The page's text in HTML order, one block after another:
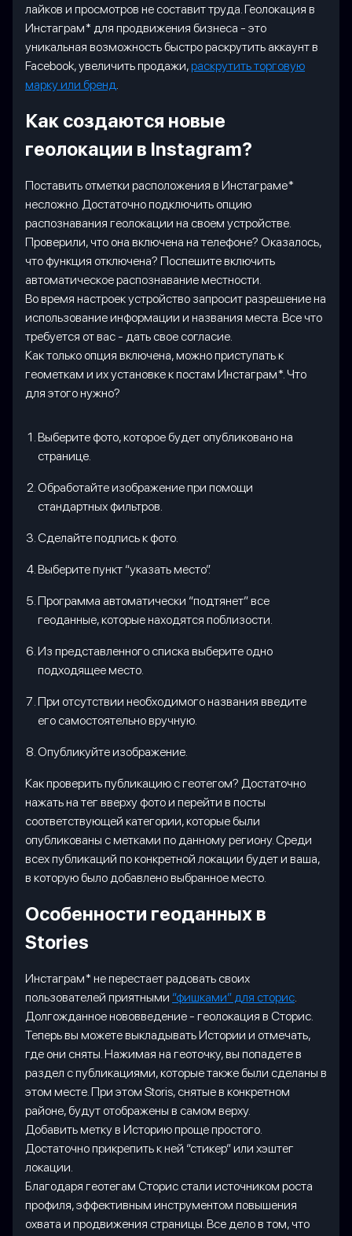
лайков и просмотров не составит труда. Геолокация в
Инстаграм* для продвижения бизнеса - это
уникальная возможность быстро раскрутить аккаунт в
Facebook, увеличить продажи, раскрутить торговую
марку или бренд
Как создаются новые
геолокации в Instagram?
Поставить отметки расположения в Инстаграме*
несложно. Достаточно подключить опцию
распознавания геолокации на своем устройстве.
Проверили, что она включена на телефоне? Оказалось,
что функция отключена? Поспешите включить
автоматическое распознавание местности.
Во время настроек устройство запросит разрешение на
использование информации и названия места. Все что
требуется от вас - дать свое согласие.
Как только опция включена, можно приступать к
геометкам и их установке к постам Инстаграм*. Что
для этого нужно?
Выберите фото, которое будет опубликовано на
странице.
Обработайте изображение при помощи
стандартных фильтров.
Сделайте подпись к фото.
Выберите пункт “указать место”.
Программа автоматически “подтянет” все
геоданные, которые находятся поблизости.
Из представленного списка выберите одно
подходящее место.
При отсутствии необходимого названия введите
его самостоятельно вручную.
Опубликуйте изображение.
Как проверить публикацию с геотегом? Достаточно
нажать на тег вверху фото и перейти в посты
соответствующей категории, которые были
опубликованы с метками по данному региону. Среди
всех публикаций по конкретной локации будет и ваша,
в которую было добавлено выбранное место.
Особенности геоданных в
Stories
Инстаграм* не перестает радовать своих
пользователей приятными “фишками” для сторис
Долгожданное нововведение - геолокация в Сторис.
Теперь вы можете выкладывать Истории и отмечать,
где они сняты. Нажимая на геоточку, вы попадете в
раздел с публикациями, которые также были сделаны в
этом месте. При этом Storis, снятые в конкретном
районе, будут отображены в самом верху.
Добавить метку в Историю проще простого.
Достаточно прикрепить к ней “стикер” или хэштег
локации.
Благодаря геотегам Сторис стали источником роста
профиля, эффективным инструментом повышения
охвата и продвижения страницы. Все дело в том, что